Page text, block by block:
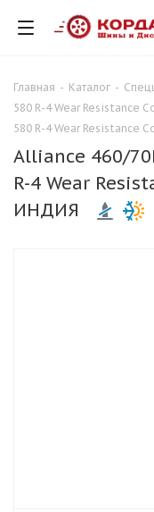
Главная - Каталог -
580 R-4 Wear Resistance
580 R-4 Wear Resistance
Alliance 460/
R-4 Wear
ИНДИЯ